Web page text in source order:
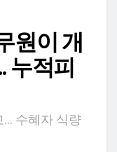
원이 개
누적피
… 수혜자 식량